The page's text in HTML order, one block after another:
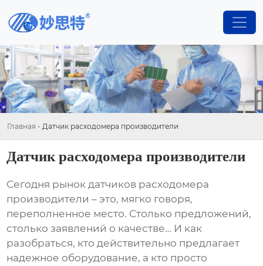
Главная - Датчик расходомера производители
Датчик расходомера производители
Сегодня рынокдатчиков расходомера
производители – это, мягко говоря,
переполненное место. Столько предложений,
столько заявлений о качестве… И как
разобраться, кто действительно предлагает
надежное оборудование, а кто просто